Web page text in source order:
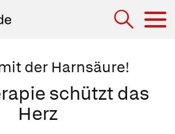
der Harnsäure!
schützt das
Herz